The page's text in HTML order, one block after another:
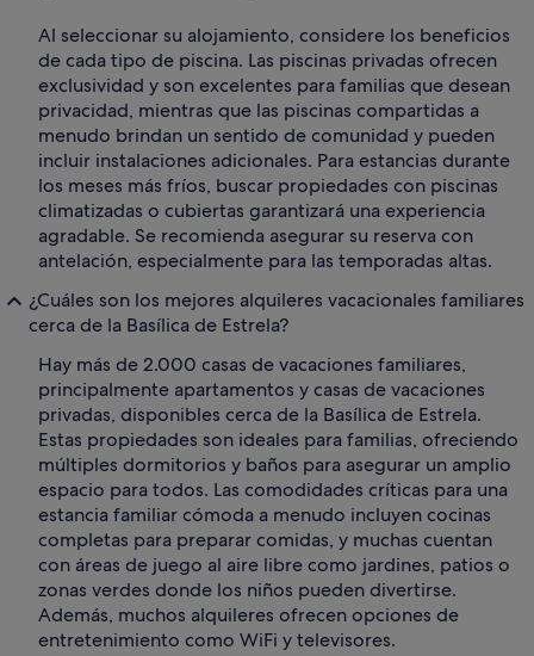
Al seleccionar su alojamiento, considere los beneficios
de cada tipo de piscina. Las piscinas privadas ofrecen
exclusividad y son excelentes para familias que desean
privacidad, mientras que las piscinas compartidas a
menudo brindan un sentido de comunidad y pueden
incluir instalaciones adicionales. Para estancias durante
los meses más fríos, buscar propiedades con piscinas
climatizadas o cubiertas garantizará una experiencia
agradable. Se recomienda asegurar su reserva con
antelación, especialmente para las temporadas altas.
¿Cuáles son los mejores alquileres vacacionales familiares
cerca de la Basílica de Estrela?
Hay más de 2.000 casas de vacaciones familiares,
principalmente apartamentos y casas de vacaciones
privadas, disponibles cerca de la Basílica de Estrela.
Estas propiedades son ideales para familias, ofreciendo
múltiples dormitorios y baños para asegurar un amplio
espacio para todos. Las comodidades críticas para una
estancia familiar cómoda a menudo incluyen cocinas
completas para preparar comidas, y muchas cuentan
con áreas de juego al aire libre como jardines, patios o
zonas verdes donde los niños pueden divertirse.
Además, muchos alquileres ofrecen opciones de
entretenimiento como WiFi y televisores.